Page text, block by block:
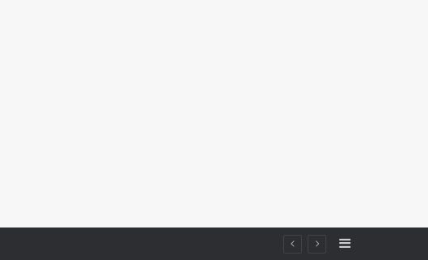
de AMLO, loteros denunciaron sob.ornos Sidebar